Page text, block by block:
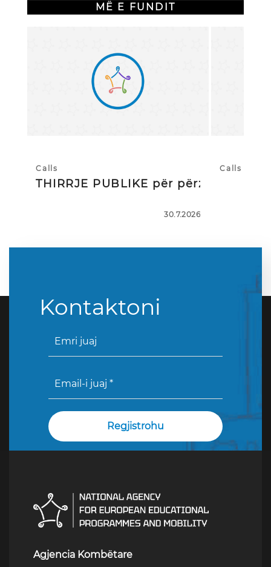
MË E FUNDIT
Calls
THIRRJE PUBLIKE për përzgjedhj
30.7.2026
Calls
Kontaktoni
Agjencia Kombëtare